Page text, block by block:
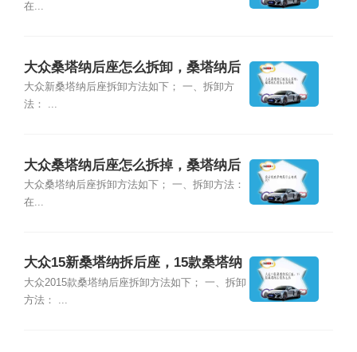
在...
大众桑塔纳后座怎么拆卸，桑塔纳后
座怎么拆视频
大众新桑塔纳后座拆卸方法如下； 一、拆卸方
法： ...
大众桑塔纳后座怎么拆掉，桑塔纳后
座怎么卸
大众桑塔纳后座拆卸方法如下； 一、拆卸方法：
在...
大众15新桑塔纳拆后座，15款桑塔纳
后座怎么拆
大众2015款桑塔纳后座拆卸方法如下； 一、拆卸
方法： ...